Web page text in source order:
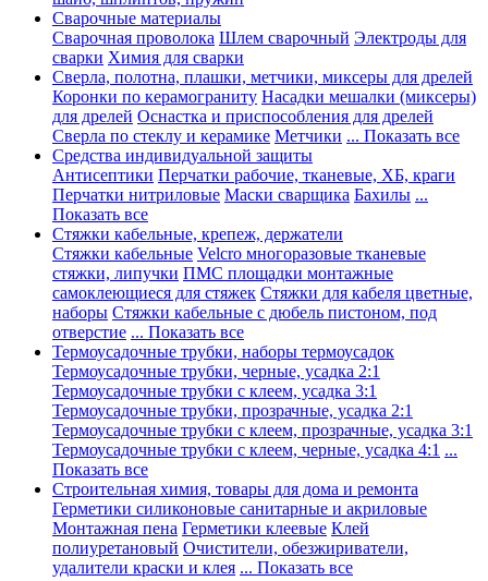
Сварочные материалы
Сварочная проволока Шлем сварочный Электроды для
сварки Химия для сварки
Сверла, полотна, плашки, метчики, миксеры для дрелей
Коронки по керамограниту Насадки мешалки (миксеры)
для дрелей Оснастка и приспособления для дрелей
Сверла по стеклу и керамике Метчики ... Показать все
Средства индивидуальной защиты
Антисептики Перчатки рабочие, тканевые, ХБ, краги
Перчатки нитриловые Маски сварщика Бахилы ...
Показать все
Стяжки кабельные, крепеж, держатели
Стяжки кабельные Velcro многоразовые тканевые
стяжки, липучки ПМС площадки монтажные
самоклеющиеся для стяжек Стяжки для кабеля цветные,
наборы Стяжки кабельные с дюбель пистоном, под
отверстие ... Показать все
Термоусадочные трубки, наборы термоусадок
Термоусадочные трубки, черные, усадка 2:1
Термоусадочные трубки с клеем, усадка 3:1
Термоусадочные трубки, прозрачные, усадка 2:1
Термоусадочные трубки с клеем, прозрачные, усадка 3:1
Термоусадочные трубки с клеем, черные, усадка 4:1 ...
Показать все
Строительная химия, товары для дома и ремонта
Герметики силиконовые санитарные и акриловые
Монтажная пена Герметики клеевые Клей
полиуретановый Очистители, обезжириватели,
удалители краски и клея ... Показать все